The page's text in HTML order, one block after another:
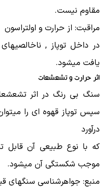
مقاوم نیست.
مراقبت: از حرارت و اولتراسون
در داخل توپاز ,
یافت میشود.
اثر حرارت و تشعشعات
سنگ بی رنگ در اثر
سپس توپاز قهوه ای را
درآورد
که با نوع طبیعی آن
موجب شکستگی آن میشود.
منبع: جواهرشناسی سنگهای